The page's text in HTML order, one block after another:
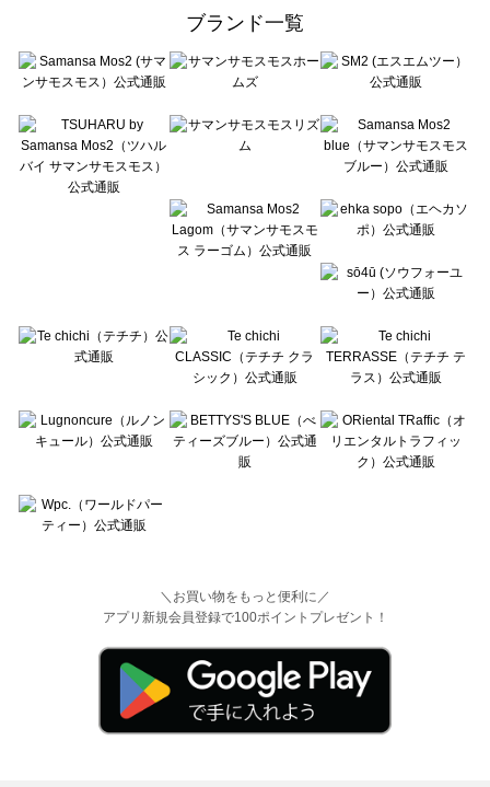
sō4ū（ソウフォーユー）のハット・帽子一覧
Te chichi（テチチ）のハット・帽子一覧
Te chichi CLASSIC（テチチ クラシック）のハット・帽子一覧
Lugnoncure（ルノンキュール）のハット・帽子一覧
BETTY'S BLUE（べティーズブルー）のハット・帽子一覧
Wpc.（ワールドパーティー）のハット・帽子一覧
ブランド一覧
＼お買い物をもっと便利に／
アプリ新規会員登録で100ポイントプレゼント！